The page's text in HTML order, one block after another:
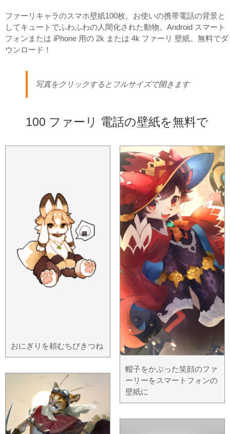
ファーリキャラのスマホ壁紙100枚。お使いの携帯電話の背景と
してキュートでふわふわの人間化された動物。Android スマート
フォンまたは iPhone 用の 2k または 4k ファーリ 壁紙。無料でダ
ウンロード！
写真をクリックするとフルサイズで開きます
100 ファーリ 電話の壁紙を無料で
おにぎりを頼むちびきつね
帽子をかぶった笑顔のファ
ーリーをスマートフォンの
壁紙に